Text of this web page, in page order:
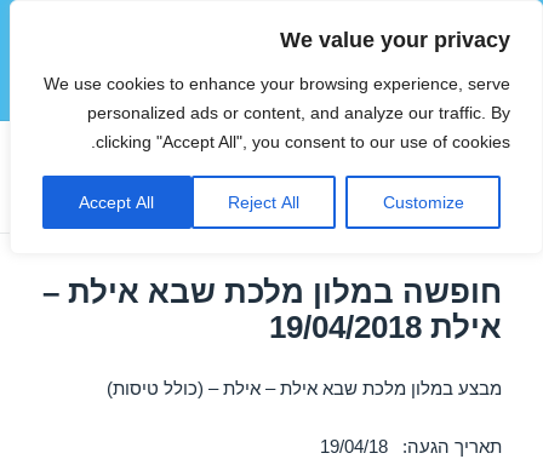
We value your privacy
We use cookies to enhance your browsing experience, serve
personalized ads or content, and analyze our traffic. By
clicking "Accept All", you consent to our use of cookies.
Customize
Reject All
Accept All
הוטצימר
תפריטים
ווידג'טים
תגית:מלונות באילת באפריל
חופשה במלון מלכת שבא אילת –
אילת 19/04/2018
מבצע במלון מלכת שבא אילת – אילת – (כולל טיסות)
תאריך הגעה: 19/04/18